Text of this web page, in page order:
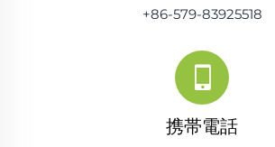
+86-579-83925518
携帯電話